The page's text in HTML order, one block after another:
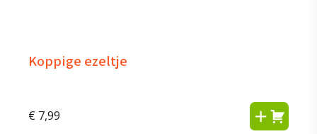
Koppige ezeltje
€ 7,99